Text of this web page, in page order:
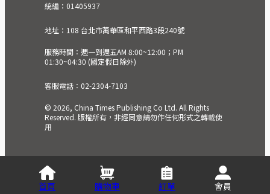
統編：01405937
地址：108 台北市萬華區和平西路3段240號
服務時間：週一到週五AM 8:00~12:00；PM
01:30~04:30 (國定假日除外)
客服電話：02-2304-7103
© 2026, China Times Publishing Co Ltd. All Rights
Reserved. 版權所有，非經同意請勿作任何形式之轉載使
用
首頁 購物車 訂單 會員